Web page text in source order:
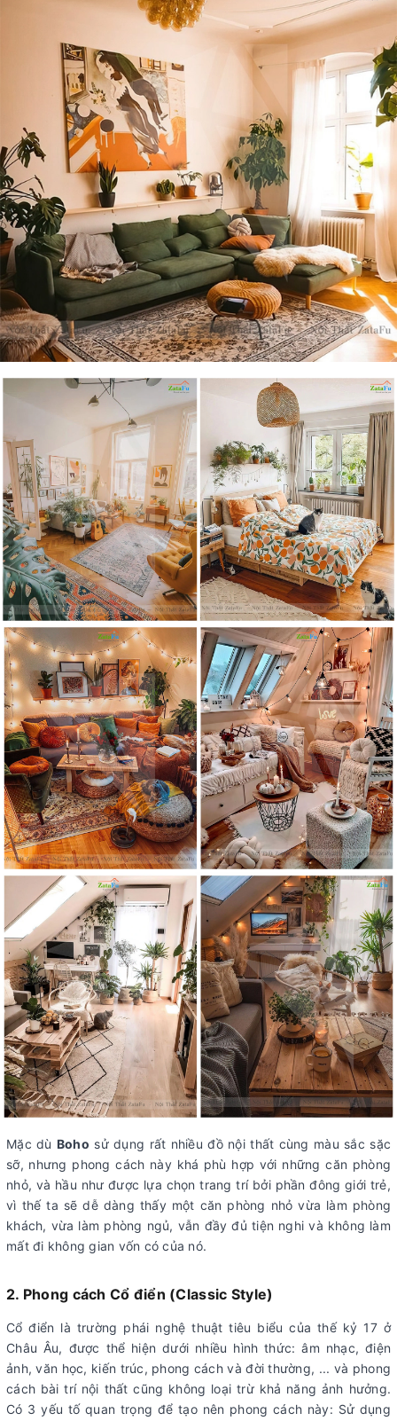
Mặc dù Boho sử dụng rất nhiều đồ nội thất cùng màu sắc sặc
sỡ, nhưng phong cách này khá phù hợp với những căn phòng
nhỏ, và hầu như được lựa chọn trang trí bởi phần đông giới trẻ,
vì thế ta sẽ dễ dàng thấy một căn phòng nhỏ vừa làm phòng
khách, vừa làm phòng ngủ, vẫn đầy đủ tiện nghi và không làm
mất đi không gian vốn có của nó.
2. Phong cách Cổ điển (Classic Style)
Cổ điển là trường phái nghệ thuật tiêu biểu của thế kỷ 17 ở
Châu Âu, được thể hiện dưới nhiều hình thức: âm nhạc, điện
ảnh, văn học, kiến ​​trúc, phong cách và đời thường, ... và phong
cách bài trí nội thất cũng không loại trừ khả năng ảnh hưởng.
Có 3 yếu tố quan trọng để tạo nên phong cách này: Sử dụng